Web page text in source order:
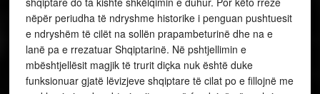
nëpër periudha të ndryshme historike i penguan pushtuesit
e ndryshëm të cilët na sollën prapambeturinë dhe na e
lanë pa e rrezatuar Shqiptarinë. Në pshtjellimin e
mbështjellësit magjik të trurit diçka nuk është duke
funksionuar gjatë lëvizjeve shqiptare të cilat po e fillojnë me